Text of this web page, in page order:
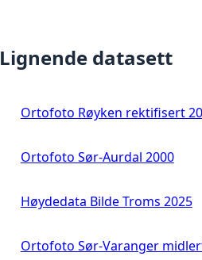
Lignende datasett
Ortofoto Røyken rektifisert
Ortofoto Sør-Aurdal 2000
Høydedata Bilde Troms 2025
Ortofoto Sør-Varanger